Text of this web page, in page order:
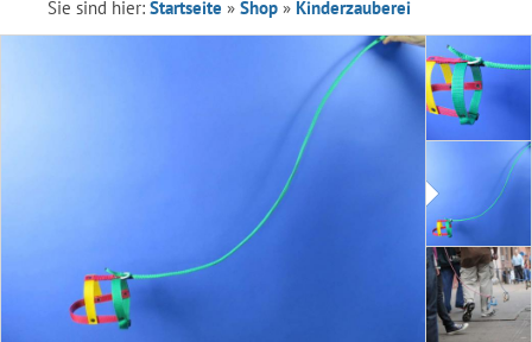
Sie sind hier: Startseite » Shop » Kinderzauberei